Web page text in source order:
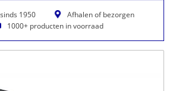
1950
Afhalen of bezorgen
1000+ producten in voorraad